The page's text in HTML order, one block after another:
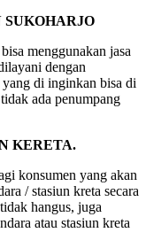
menggunakan jasa
dengan
di inginkan bisa di
ada penumpang
KERETA.
konsumen yang akan
/ stasiun kreta secara
hangus, juga
atau stasiun kreta